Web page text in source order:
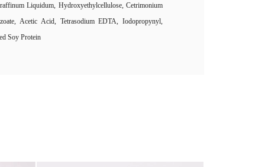
Liquidum, Hydroxyethylcellulose, Cetrimonium
Acetic Acid, Tetrasodium EDTA, Iodopropynyl,
Soy Protein